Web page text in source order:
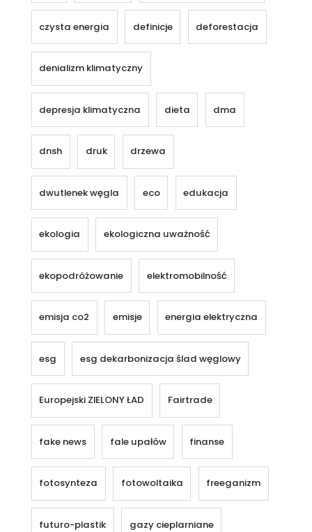
czysta energia definicje deforestacja
denializm klimatyczny
depresja klimatyczna dieta dma
dnsh druk drzewa
dwutlenek węgla eco edukacja
ekologia ekologiczna uważność
ekopodróżowanie elektromobilność
emisja co2 emisje energia elektryczna
esg esg dekarbonizacja ślad węglowy
Europejski ZIELONY ŁAD Fairtrade
fake news fale upałów finanse
fotosynteza fotowoltaika freeganizm
futuro-plastik gazy cieplarniane